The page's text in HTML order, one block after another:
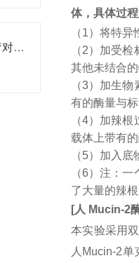
芪参益气滴丸联合西药治疗对稳定型心绞痛患者血清抵抗素水平的影响
体，具体过
（1）将特
（2）加受
其他未结合
（3）加生
有的酶量与
（4）加辣
载体上带有
（5）加入
（6）注：
了大量的辣
[人 Mucin-2
本实验采用
人Mucin-2